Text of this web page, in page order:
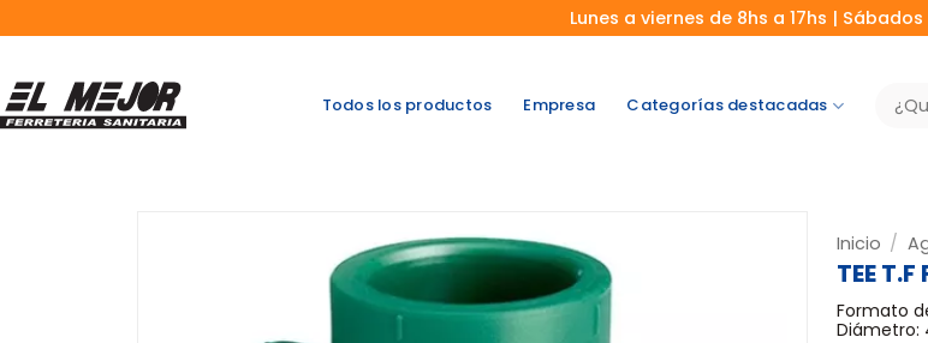
al
Lunes a viernes de 8hs a 17hs | Sábados
Todos los productos Empresa Categorías destacadas
por:
Inicio /
TEE
Formato
Diámetro: